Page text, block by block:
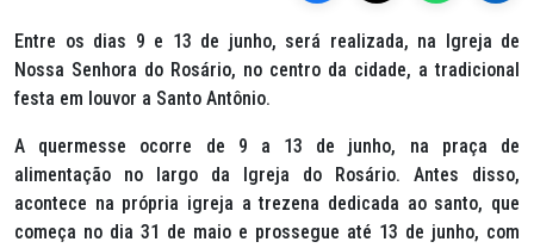
Entre os dias 9 e 13 de junho, será realizada, na Igreja de
Nossa Senhora do Rosário, no centro da cidade, a tradicional
festa em louvor a Santo Antônio.
A quermesse ocorre de 9 a 13 de junho, na praça de
alimentação no largo da Igreja do Rosário. Antes disso,
acontece na própria igreja a trezena dedicada ao santo, que
começa no dia 31 de maio e prossegue até 13 de junho, com